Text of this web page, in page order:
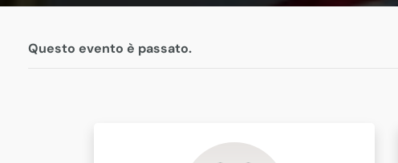
Questo evento è passato.